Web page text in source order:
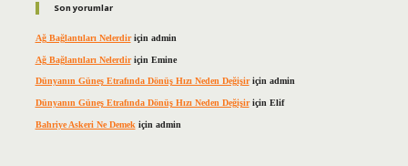
Son yorumlar
Ağ Bağlantıları Nelerdiriçin admin
Ağ Bağlantıları Nelerdiriçin Emine
Dünyanın Güneş Etrafında Dönüş Hızı Neden Değişiriçin admin
Dünyanın Güneş Etrafında Dönüş Hızı Neden Değişiriçin Elif
Bahriye Askeri Ne Demek için admin